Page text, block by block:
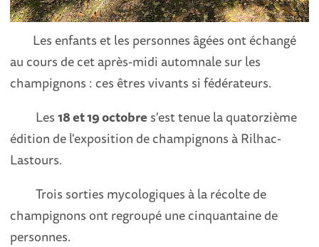
Les enfants et les personnes âgées ont échangé
au cours de cet après-midi automnale sur les
champignons : ces êtres vivants si fédérateurs.
Les18 et 19 octobre s'est tenue la quatorzième
édition de l'exposition de champignons à Rilhac-
Lastours.
Trois sorties mycologiques à la récolte de
champignons ont regroupé une cinquantaine de
personnes.